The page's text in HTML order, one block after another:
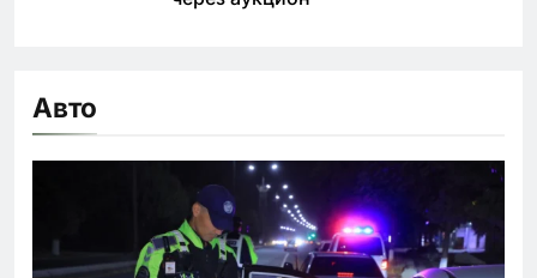
Авто